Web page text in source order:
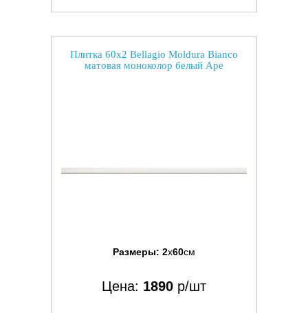
Плитка 60x2 Bellagio Moldura Bianco
матовая моноколор белый Ape
Размеры: 2x60см
Цена: 1890 р/шт